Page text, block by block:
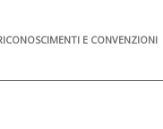
E CONVENZIONI